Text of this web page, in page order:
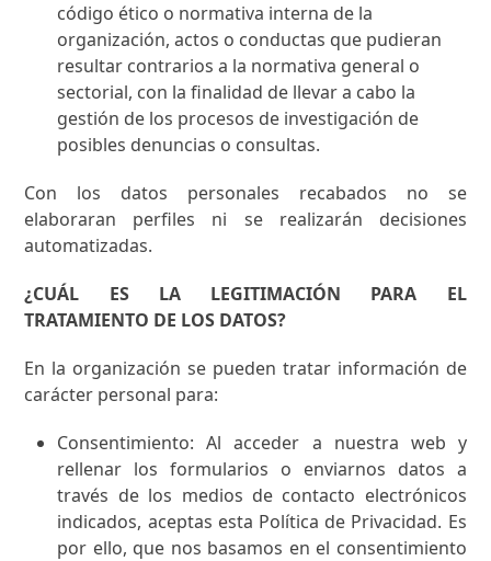
código ético o normativa interna de la
organización, actos o conductas que pudieran
resultar contrarios a la normativa general o
sectorial, con la finalidad de llevar a cabo la
gestión de los procesos de investigación de
posibles denuncias o consultas.
Con los datos personales recabados no se
elaboraran perfiles ni se realizarán decisiones
automatizadas.
¿CUÁL ES LA LEGITIMACIÓN PARA EL
TRATAMIENTO DE LOS DATOS?
En la organización se pueden tratar información de
carácter personal para:
Consentimiento: Al acceder a nuestra web y
rellenar los formularios o enviarnos datos a
través de los medios de contacto electrónicos
indicados, aceptas esta Política de Privacidad. Es
por ello, que nos basamos en el consentimiento